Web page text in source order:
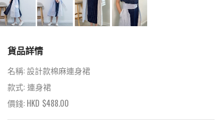
貨品詳情
名稱:設計款棉麻連身裙
款式: 連身裙
價錢: HKD $488.00